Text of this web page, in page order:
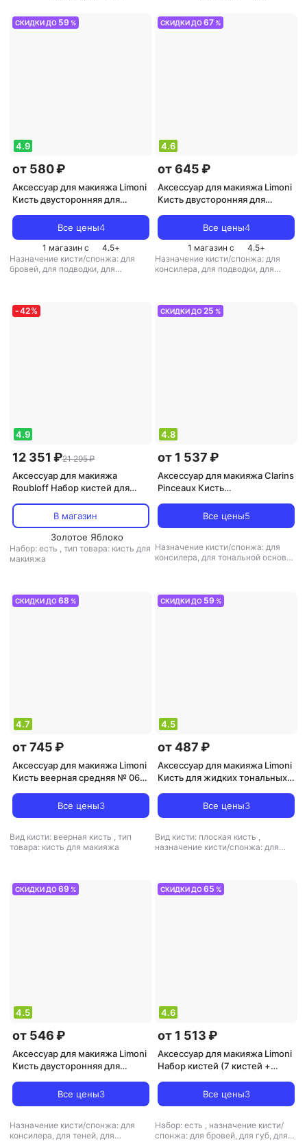
СКИДКИ ДО 59 %
4.9
от 580 ₽
Аксессуар для макияжа Limoni
Кисть двусторонняя для
щетина-синтетика /
Professional
Все цены4
1 магазин с 4.5+
Назначение кисти/спонжа: для
бровей, для подводки, для
СКИДКИ ДО67 %
4.6
от 645 ₽
Аксессуар для макияжа Limoni
Кисть двусторонняя для
подводок № 32, нейлон /
Professional
Все цены4
1 магазин с 4.5+
Назначение кисти/спонжа: для
консилера, для подводки, для
-42%
4.9
12 351 ₽21 295 ₽
Аксессуар для макияжа
Roubloff Набор кистей для
make-up brushes 1 шт
В магазин
Золотое Яблоко
Набор: есть , тип товара: кисть для
макияжа
СКИДКИ ДО25 %
4.8
от 1 537 ₽
Аксессуар для макияжа Clarins
Pinceaux Кисть
тонального крема
Все цены5
Назначение кисти/спонжа: для
консилера, для тональной основы
СКИДКИ ДО68 %
4.7
от 745 ₽
Аксессуар для макияжа Limoni
Кисть веерная средняя № 06,
Все цены3
Вид кисти: веерная кисть , тип
товара: кисть для макияжа
СКИДКИ ДО 59 %
4.5
от 487 ₽
Аксессуар для макияжа Limoni
Кисть для жидких тональных
нейлон / Professional
Все цены3
Вид кисти: плоская кисть ,
назначение кисти/спонжа: для
СКИДКИ ДО69 %
4.5
от 546 ₽
Аксессуар для макияжа Limoni
Кисть двусторонняя для
теней № 33, нейлон-пони /
Professional
Все цены3
Назначение кисти/спонжа: для
консилера, для теней, для
СКИДКИ ДО65 %
4.6
от 1 513 ₽
Аксессуар для макияжа Limoni
Набор кистей (7 кистей +
Все цены3
Набор: есть , назначение кисти/
спонжа: для бровей, для губ, для